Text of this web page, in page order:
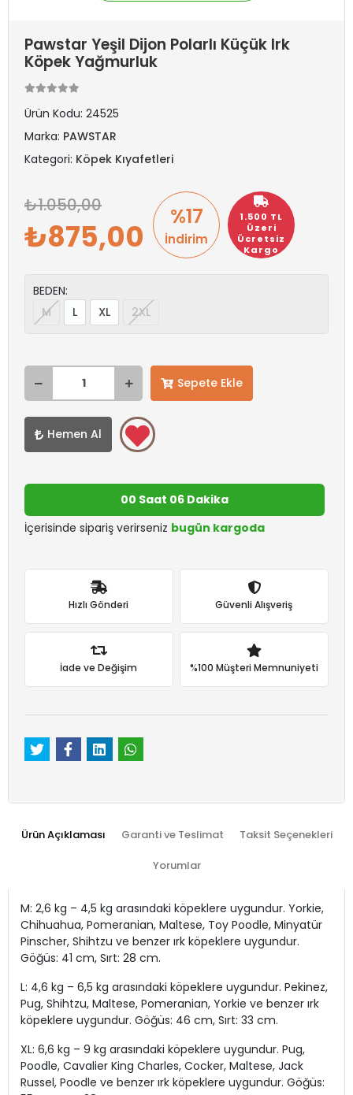
Pawstar Yeşil Dijon Polarlı Küçük Irk
Köpek Yağmurluk
Ürün Kodu: 24525
Marka: PAWSTAR
Kategori: Köpek Kıyafetleri
1.500 TL
Üzeri
Ücretsiz
Kargo
%17
İndirim
1.050,00
875,00
BEDEN:
M
L XL 2XL
Sepete Ekle
Hemen Al
00 Saat 06 Dakika
İçerisinde sipariş verirseniz bugün kargoda
Hızlı Gönderi Güvenli Alışveriş
İade ve Değişim %100 Müşteri Memnuniyeti
Ürün Açıklaması Garanti ve Teslimat Taksit Seçenekleri
Yorumlar
M: 2,6 kg – 4,5 kg arasındaki köpeklere uygundur. Yorkie,
Chihuahua, Pomeranian, Maltese, Toy Poodle, Minyatür
Pinscher, Shihtzu ve benzer ırk köpeklere uygundur.
Göğüs: 41 cm, Sırt: 28 cm.
L: 4,6 kg – 6,5 kg arasındaki köpeklere uygundur. Pekinez,
Pug, Shihtzu, Maltese, Pomeranian, Yorkie ve benzer ırk
köpeklere uygundur. Göğüs: 46 cm, Sırt: 33 cm.
XL: 6,6 kg – 9 kg arasındaki köpeklere uygundur. Pug,
Poodle, Cavalier King Charles, Cocker, Maltese, Jack
Russel, Poodle ve benzer ırk köpeklere uygundur. Göğüs: